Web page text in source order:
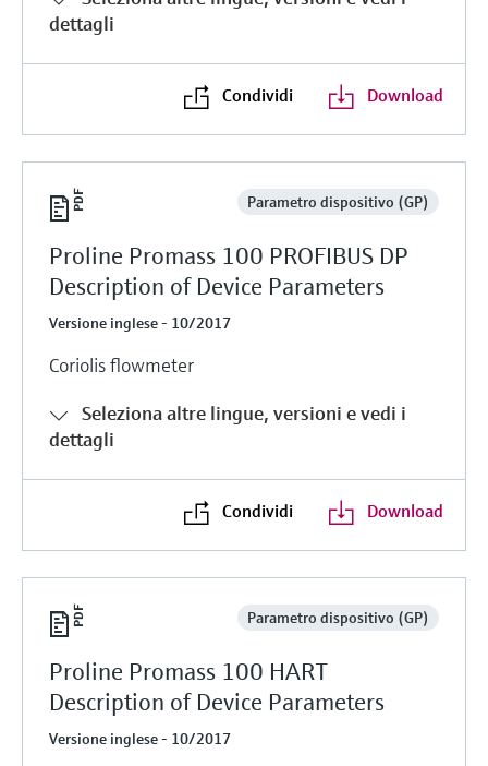
dettagli
Condividi Download
Parametro dispositivo (GP)
Proline Promass 100 PROFIBUS DP
Description of Device Parameters
Versione inglese - 10/2017
Coriolis flowmeter
Seleziona altre lingue, versioni e vedi i
dettagli
Condividi Download
Parametro dispositivo (GP)
Proline Promass 100 HART
Description of Device Parameters
Versione inglese - 10/2017